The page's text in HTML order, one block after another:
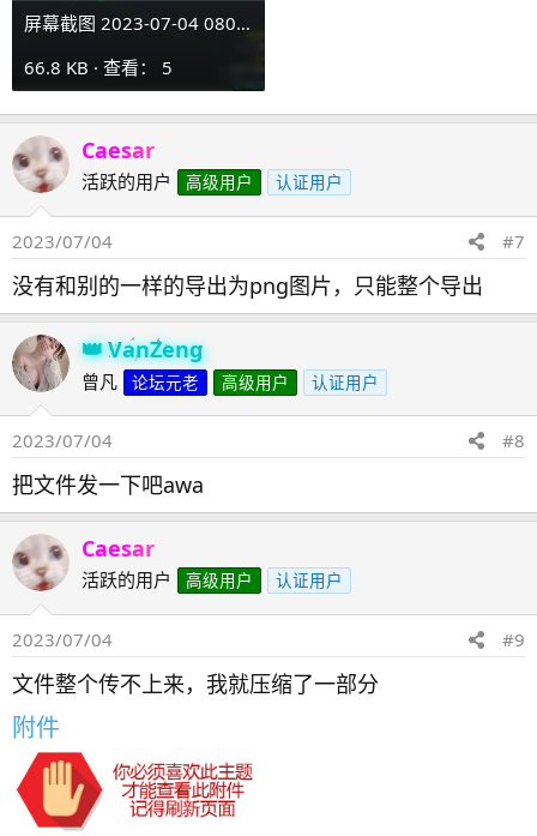
屏幕截图 2023-07-04 080250.png
66.8 KB · 查看： 5
Caesar
活跃的用户 高级用户 认证用户
2023/07/04 #7
没有和别的一样的导出为png图片，只能整个导出
VanZeng
曾凡 论坛元老 高级用户 认证用户
2023/07/04 #8
把文件发一下吧awa
Caesar
活跃的用户 高级用户 认证用户
2023/07/04 #9
文件整个传不上来，我就压缩了一部分
附件